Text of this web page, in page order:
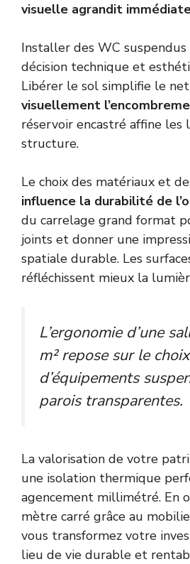
visuelle agrandit
Installer des WC
décision technique et
Libérer le sol simplifie le
visuellement
réservoir encastré affine les
structure.
Le choix des matériaux et
influence la durabilité de
du carrelage grand format
joints et donner une
spatiale durable. Les
réfléchissent mieux la
L’ergonomie d’une
m² repose sur le choix
d’équipements
parois transparentes.
La valorisation de votre
une isolation thermique
agencement millimétré. En
mètre carré grâce au
vous transformez votre
lieu de vie durable et